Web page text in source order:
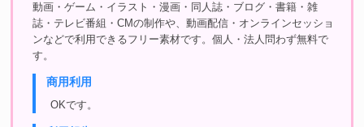
動画・ゲーム・イラスト・漫画・同人誌・ブログ・書籍・雑
誌・テレビ番組・CMの制作や、動画配信・オンラインセッショ
ンなどで利用できるフリー素材です。個人・法人問わず無料で
す。
商用利用
OKです。